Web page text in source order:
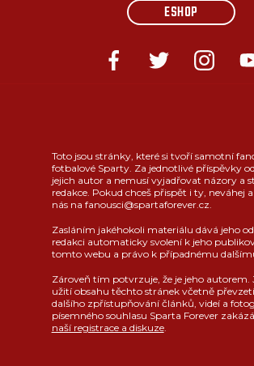
ESHOP
Toto jsou stránky, které si tvoří samotní
fotbalové Sparty. Za jednotlivé příspěvky
jejich autor a nemusí vyjadřovat názory a
redakce. Pokud chceš přispět i ty, neváhej
nás na fanousci@spartaforever.cz.
Zasláním jakéhokoli materiálu dává jeho
redakci automaticky svolení k jeho
tomto webu a právo k případnému
Zároveň tím potvrzuje, že je jeho autorem.
užití obsahu těchto stránek včetně
dalšího zpřístupňování článků, videí a
písemného souhlasu Sparta Forever
naší registrace a diskuze.